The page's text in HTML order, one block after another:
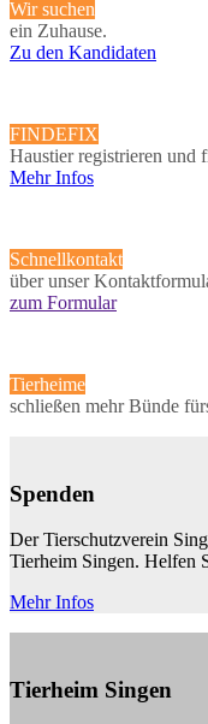
Wir suchen
ein Zuhause.
Zu den Kandidaten
FINDEFIX
Haustier registrieren und
Mehr Infos
Schnellkontakt
über unser
zum Formular
Tierheime
schließen mehr Bünde
Spenden
Der Tierschutzverein
Tierheim Singen. Helfen
Mehr Infos
Tierheim Singen